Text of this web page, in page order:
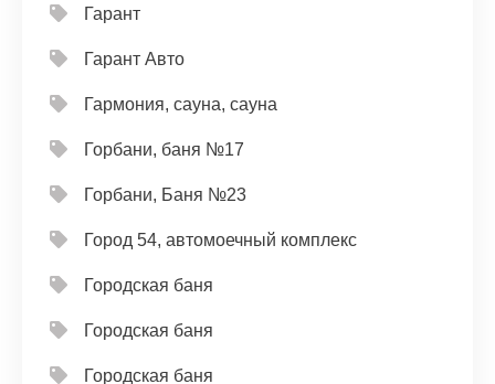
Гарант
Гарант Авто
Гармония, сауна, сауна
Горбани, баня №17
Горбани, Баня №23
Город 54, автомоечный комплекс
Городская баня
Городская баня
Городская баня